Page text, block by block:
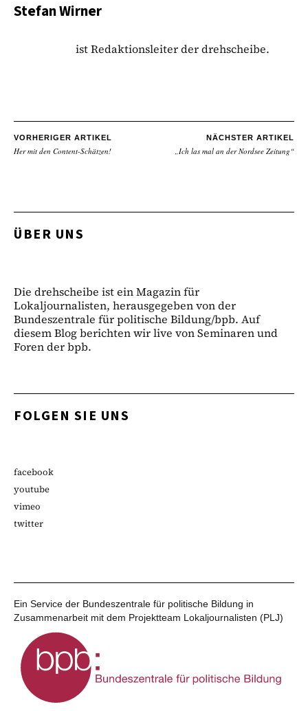
Stefan Wirner
ist Redaktionsleiter der drehscheibe.
VORHERIGER ARTIKEL
Her mit den Content-Schätzen!
NÄCHSTER ARTIKEL
„Ich las mal an der Nordsee Zeitung“
ÜBER UNS
Die drehscheibe ist ein Magazin für
Lokaljournalisten, herausgegeben von der
Bundeszentrale für politische Bildung/bpb. Auf
diesem Blog berichten wir live von Seminaren und
Foren der bpb.
FOLGEN SIE UNS
facebook
youtube
vimeo
twitter
Ein Service der Bundeszentrale für politische Bildung in
Zusammenarbeit mit dem Projektteam Lokaljournalisten (PLJ)